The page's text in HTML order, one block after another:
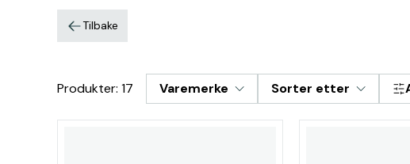
Tilbake
Produkter: 17 Varemerke Sorter etter